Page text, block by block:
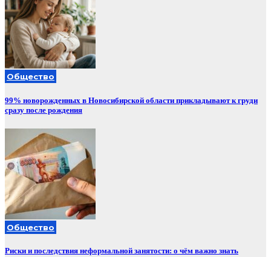
Общество
99% новорожденных в Новосибирской области прикладывают к груди
сразу после рождения
Общество
Риски и последствия неформальной занятости: о чём важно знать